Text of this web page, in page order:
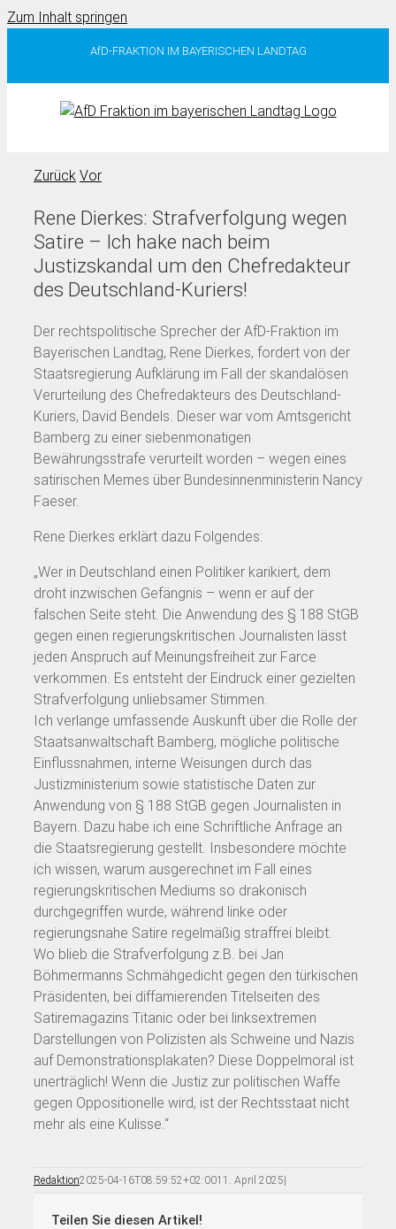
Zum Inhalt springen
AfD-FRAKTION IM BAYERISCHEN LANDTAG
Zurück Vor
Rene Dierkes: Strafverfolgung wegen
Satire – Ich hake nach beim
Justizskandal um den Chefredakteur
des Deutschland-Kuriers!
Der rechtspolitische Sprecher der AfD-Fraktion im
Bayerischen Landtag, Rene Dierkes, fordert von der
Staatsregierung Aufklärung im Fall der skandalösen
Verurteilung des Chefredakteurs des Deutschland-
Kuriers, David Bendels. Dieser war vom Amtsgericht
Bamberg zu einer siebenmonatigen
Bewährungsstrafe verurteilt worden – wegen eines
satirischen Memes über Bundesinnenministerin Nancy
Faeser.
Rene Dierkes erklärt dazu Folgendes:
„Wer in Deutschland einen Politiker karikiert, dem
droht inzwischen Gefängnis – wenn er auf der
falschen Seite steht. Die Anwendung des § 188 StGB
gegen einen regierungskritischen Journalisten lässt
jeden Anspruch auf Meinungsfreiheit zur Farce
verkommen. Es entsteht der Eindruck einer gezielten
Strafverfolgung unliebsamer Stimmen.
Ich verlange umfassende Auskunft über die Rolle der
Staatsanwaltschaft Bamberg, mögliche politische
Einflussnahmen, interne Weisungen durch das
Justizministerium sowie statistische Daten zur
Anwendung von § 188 StGB gegen Journalisten in
Bayern. Dazu habe ich eine Schriftliche Anfrage an
die Staatsregierung gestellt. Insbesondere möchte
ich wissen, warum ausgerechnet im Fall eines
regierungskritischen Mediums so drakonisch
durchgegriffen wurde, während linke oder
regierungsnahe Satire regelmäßig straffrei bleibt.
Wo blieb die Strafverfolgung z.B. bei Jan
Böhmermanns Schmähgedicht gegen den türkischen
Präsidenten, bei diffamierenden Titelseiten des
Satiremagazins Titanic oder bei linksextremen
Darstellungen von Polizisten als Schweine und Nazis
auf Demonstrationsplakaten? Diese Doppelmoral ist
unerträglich! Wenn die Justiz zur politischen Waffe
gegen Oppositionelle wird, ist der Rechtsstaat nicht
mehr als eine Kulisse.“
Redaktion2025-04-16T08:59:52+02:0011. April 2025|
Teilen Sie diesen Artikel!